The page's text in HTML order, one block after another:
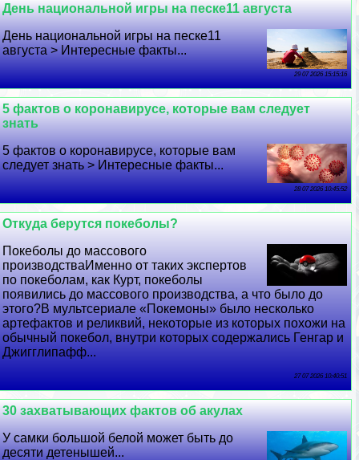
День национальной игры на песке11 августа
День национальной игры на песке11
августа > Интересные факты...
29 07 2026 15:15:16
5 фактов о коронавирусе, которые вам следует
знать
5 фактов о коронавирусе, которые вам
следует знать > Интересные факты...
28 07 2026 10:45:52
Откуда берутся покеболы?
Покеболы до массового
производстваИменно от таких экспертов
по покеболам, как Курт, покеболы
появились до массового производства, а что было до
этого?В мультсериале «Покемоны» было несколько
артефактов и реликвий, некоторые из которых похожи на
обычный покебол, внутри которых содержались Генгар и
Джигглипафф...
27 07 2026 10:40:51
30 захватывающих фактов об акулах
У самки большой белой может быть до
десяти детенышей...